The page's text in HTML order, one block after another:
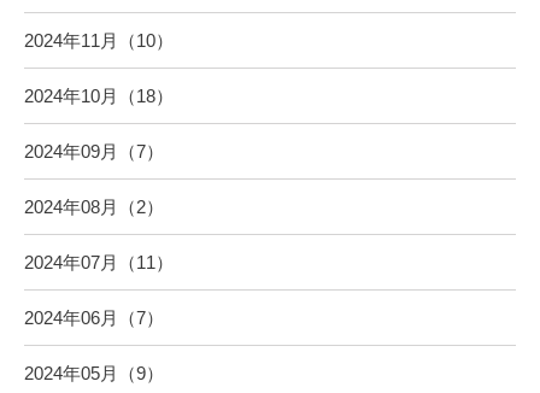
2024年11月（10）
2024年10月（18）
2024年09月（7）
2024年08月（2）
2024年07月（11）
2024年06月（7）
2024年05月（9）